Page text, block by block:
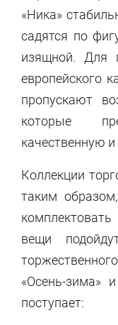
«Ника»
садятся по
изящной. Для
европейского
пропускают
которые
качественную
Коллекции
таким
вещи
«Осень-зима»
поступает: